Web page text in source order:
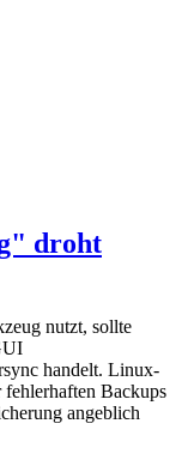
droht
nutzt, sollte
handelt. Linux-
Backups
angeblich